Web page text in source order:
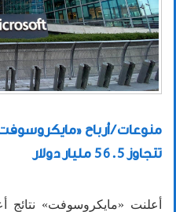
تتجاوز 56.5 مليار دولار
أعلنت «مايكروسوفت» نتائج